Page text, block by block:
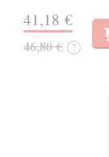
41,18 €
46,80 € ?